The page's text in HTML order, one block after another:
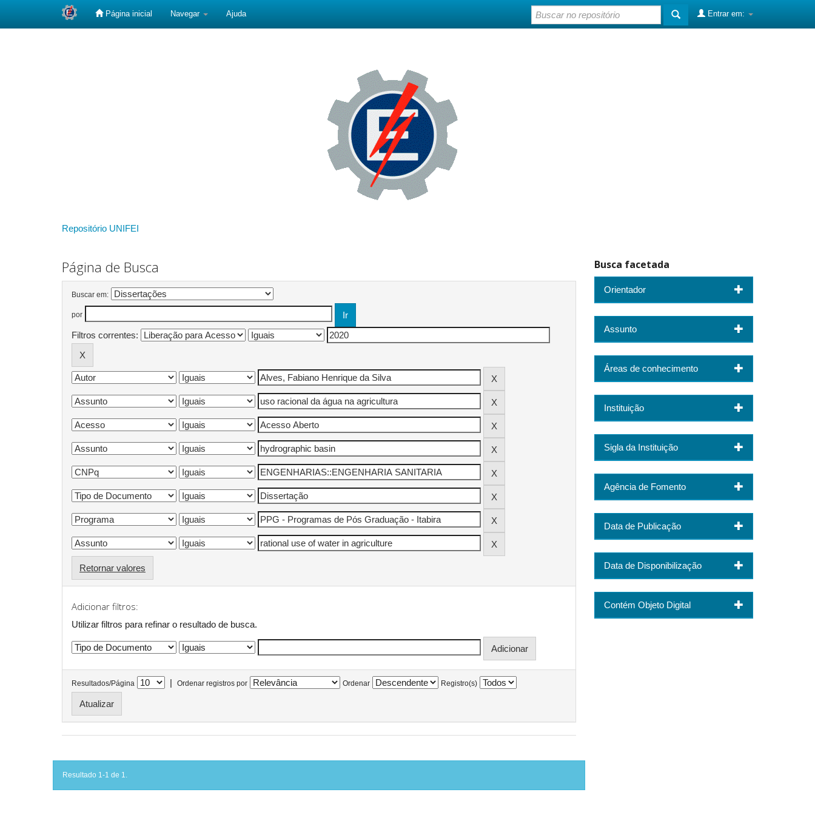
Página inicial Navegar Ajuda Entrar em:
Repositório UNIFEI
Página de Busca
Buscar em:
por
Filtros correntes:
Retornar valores
Adicionar filtros:
Utilizar filtros para refinar o resultado de busca.
Resultados/Página | Ordenar registros por Ordenar Registro(s)
Resultado 1-1 de 1.
Busca facetada
Orientador
Assunto
Áreas de conhecimento
Instituição
Sigla da Instituição
Agência de Fomento
Data de Publicação
Data de Disponibilização
Contém Objeto Digital